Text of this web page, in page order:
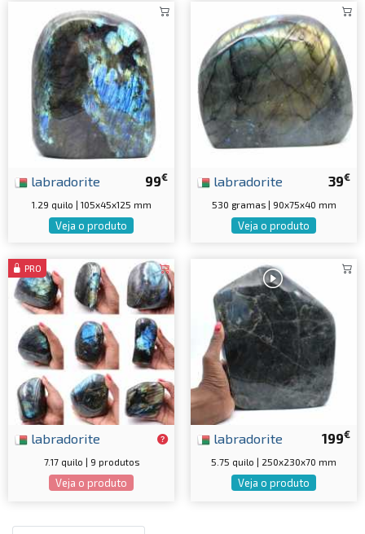
99€
labradorite
1.29 quilo | 105x45x125 mm
Veja o produto
39€
labradorite
530 gramas | 90x75x40 mm
Veja o produto
PRO
labradorite
7.17 quilo | 9 produtos
Veja o produto
199€
labradorite
5.75 quilo | 250x230x70 mm
Veja o produto